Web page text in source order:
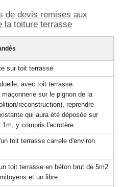
de devis remises aux
la toiture terrasse
sur toit terrasse
avec toit terrasse.
sur le pignon de la
reconstruction), reprendre
qui aura été déposée sur
1m, y compris l'acrotère.
toit terrasse carrele d'environ
toit terrasse en béton brut de 5m2
et un libre.